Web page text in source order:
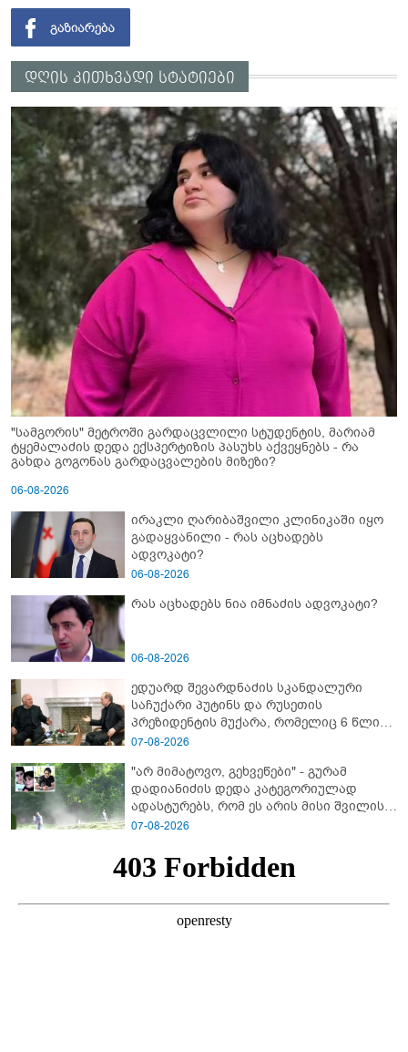
დღის კითხვადი სტატიები
"სამგორის" მეტროში გარდაცვლილი სტუდენტის, მარიამ
ტყემალაძის დედა ექსპერტიზის პასუხს აქვეყნებს - რა
გახდა გოგონას გარდაცვალების მიზეზი?
06-08-2026
ირაკლი ღარიბაშვილი კლინიკაში იყო
გადაყვანილი - რას აცხადებს
ადვოკატი?
06-08-2026
რას აცხადებს ნია იმნაძის ადვოკატი?
06-08-2026
ედუარდ შევარდნაძის სკანდალური
საჩუქარი პუტინს და რუსეთის
პრეზიდენტის მუქარა, რომელიც 6 წლის
შემდეგ აასრულა
07-08-2026
"არ მიმატოვო, გეხვეწები" - გუ­რა­მ
დადიანიძის დედა კა­ტე­გო­რი­უ­ლად
ადას­ტუ­რებს, რომ ეს არის მისი შვი­ლის
ხმა
07-08-2026